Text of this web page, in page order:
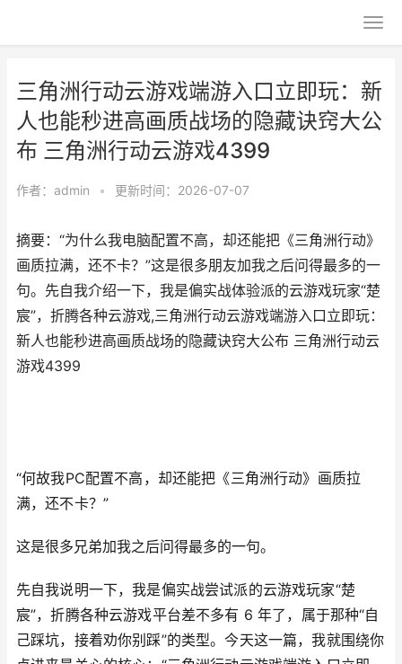
三角洲行动云游戏端游入口立即玩：新
人也能秒进高画质战场的隐藏诀窍大公
布 三角洲行动云游戏4399
作者： admin • 更新时间：2026-07-07
摘要：“为什么我电脑配置不高，却还能把《三角洲行动》
画质拉满，还不卡？”这是很多朋友加我之后问得最多的一
句。先自我介绍一下，我是偏实战体验派的云游戏玩家“楚
宸”，折腾各种云游戏,三角洲行动云游戏端游入口立即玩：
新人也能秒进高画质战场的隐藏诀窍大公布 三角洲行动云
游戏4399
“何故我PC配置不高，却还能把《三角洲行动》画质拉
满，还不卡？”
这是很多兄弟加我之后问得最多的一句。
先自我说明一下，我是偏实战尝试派的云游戏玩家“楚
宸”，折腾各种云游戏平台差不多有 6 年了，属于那种“自
己踩坑，接着劝你别踩”的类型。今天这一篇，我就围绕你